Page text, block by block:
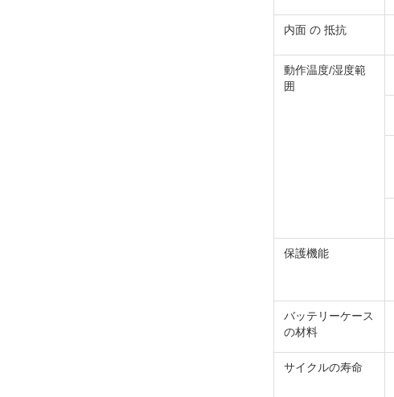
内面 の 抵抗
動作温度/湿度範
囲
保護機能
バッテリーケース
の材料
サイクルの寿命